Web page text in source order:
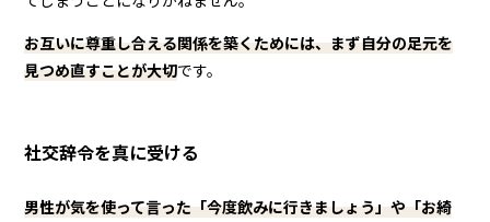
お互いに尊重し合える関係を築くためには、まず自分の足元を
見つめ直すことが大切です。
社交辞令を真に受ける
男性が気を使って言った「今度飲みに行きましょう」や「お綺